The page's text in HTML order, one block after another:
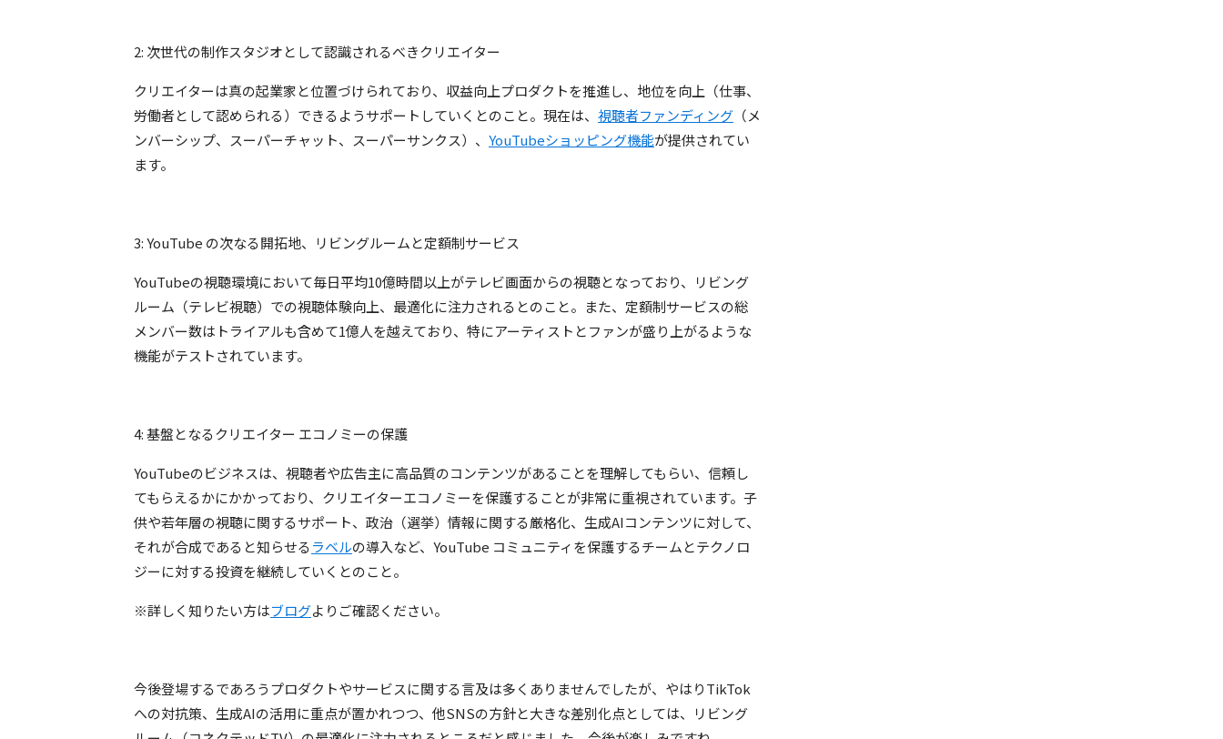
2: 次世代の制作スタジオとして認識されるべきクリエイター
クリエイターは真の起業家と位置づけられており、収益向上プロダクトを推進し、地位を向上（仕事、
労働者として認められる）できるようサポートしていくとのこと。現在は、 視聴者ファンディング （メ
ンバーシップ、スーパーチャット、スーパーサンクス）、 YouTubeショッピング機能が提供されてい
ます。
3: YouTube の次なる開拓地、リビングルームと定額制サービス
YouTubeの視聴環境において毎日平均10億時間以上がテレビ画面からの視聴となっており、リビング
ルーム（テレビ視聴）での視聴体験向上、最適化に注力されるとのこと。また、定額制サービスの総
メンバー数はトライアルも含めて1億人を越えており、特にアーティストとファンが盛り上がるような
機能がテストされています。
4: 基盤となるクリエイター エコノミーの保護
YouTubeのビジネスは、視聴者や広告主に高品質のコンテンツがあることを理解してもらい、信頼し
てもらえるかにかかっており、クリエイターエコノミーを保護することが非常に重視されています。子
供や若年層の視聴に関するサポート、政治（選挙）情報に関する厳格化、生成AIコンテンツに対して、
それが合成であると知らせるラベルの導入など、YouTube コミュニティを保護するチームとテクノロ
ジーに対する投資を継続していくとのこと。
※詳しく知りたい方はブログよりご確認ください。
今後登場するであろうプロダクトやサービスに関する言及は多くありませんでしたが、やはりTikTok
への対抗策、生成AIの活用に重点が置かれつつ、他SNSの方針と大きな差別化点としては、リビング